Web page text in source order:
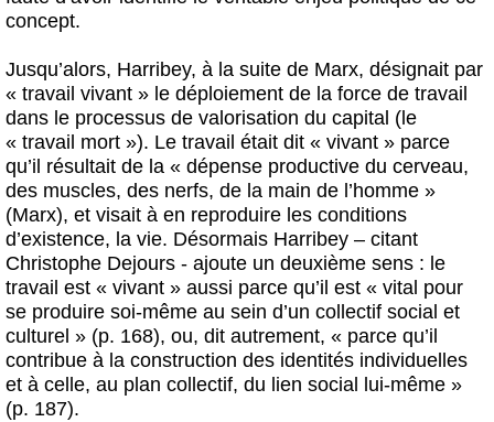
concept.
Jusqu’alors, Harribey, à la suite de Marx, désignait par
« travail vivant » le déploiement de la force de travail
dans le processus de valorisation du capital (le
« travail mort »). Le travail était dit « vivant » parce
qu’il résultait de la « dépense productive du cerveau,
des muscles, des nerfs, de la main de l’homme »
(Marx), et visait à en reproduire les conditions
d’existence, la vie. Désormais Harribey – citant
Christophe Dejours - ajoute un deuxième sens : le
travail est « vivant » aussi parce qu’il est « vital pour
se produire soi-même au sein d’un collectif social et
culturel » (p. 168), ou, dit autrement, « parce qu’il
contribue à la construction des identités individuelles
et à celle, au plan collectif, du lien social lui-même »
(p. 187).